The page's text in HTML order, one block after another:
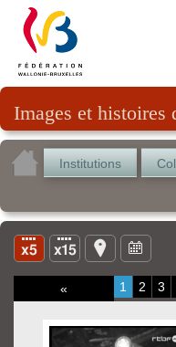
Images et histoires
Institutions
« 1 2 3